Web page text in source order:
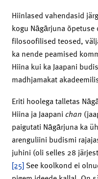
Hiinlased vahendasid
kogu Nāgārjuna
filosoofilised teosed,
ka nende peamised
Hiina kui ka Jaapani
madhjamakat
Eriti hoolega talletas
Hiina ja Jaapani chan
paigutati Nāgārjuna ka
arenguliini budismi
juhini (oli selles 28
[25] See koolkond ei